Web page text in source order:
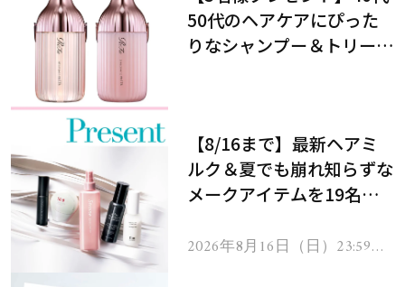
50代のヘアケアにぴった
りなシャンプー＆トリート
【8/16まで】最新ヘアミ
ルク＆夏でも崩れ知らずな
メークアイテムを19名様
2026年8月16日（日）23:59ま